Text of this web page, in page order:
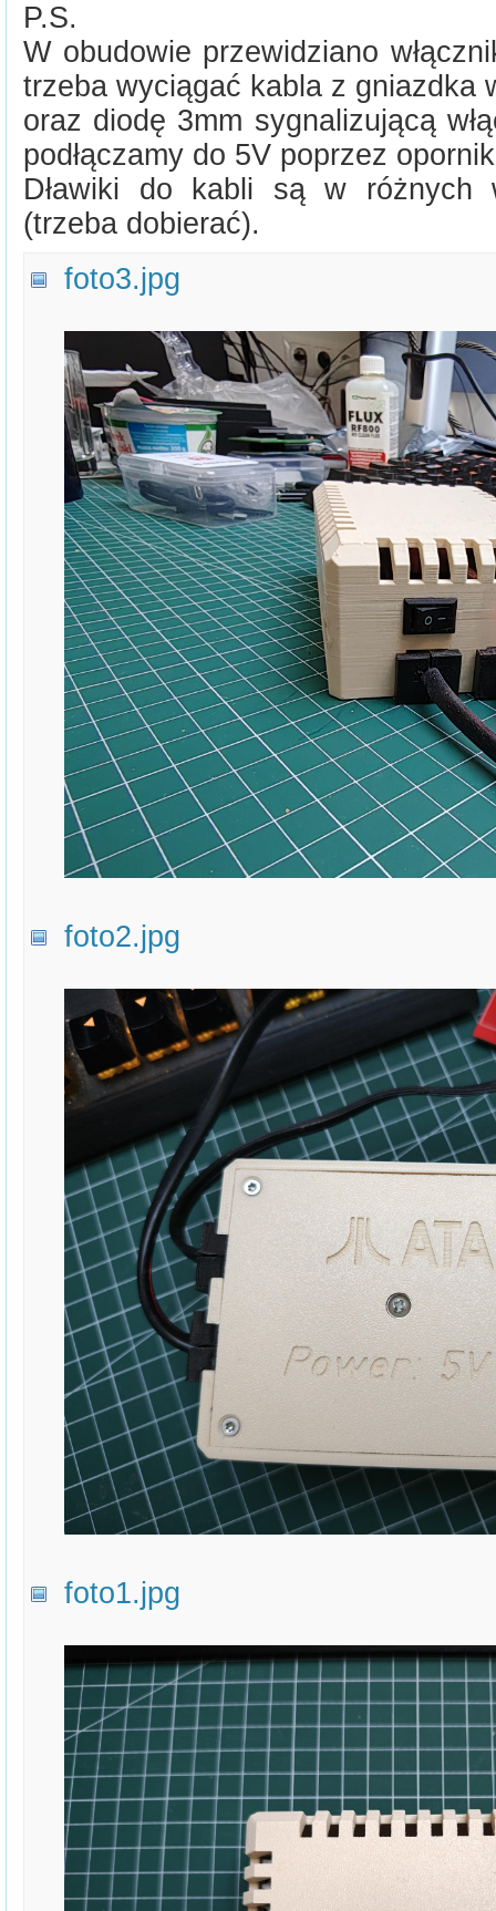
P.S.
W obudowie przewidziano
trzeba wyciągać kabla z gniazdka
oraz diodę 3mm sygnalizującą
podłączamy do 5V poprzez
Dławiki do kabli są w różnych
(trzeba dobierać).
foto3.jpg
foto2.jpg
foto1.jpg